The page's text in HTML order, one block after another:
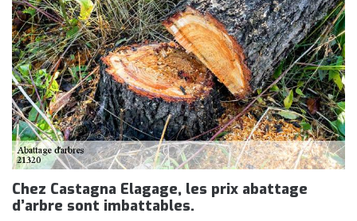
Chez Castagna Elagage, les prix abattage
d’arbre sont imbattables.